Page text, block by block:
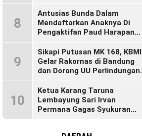
Daerah
8
Antusias Bunda Dalam
Mendaftarkan Anaknya Di
Pengaktifan Paud Harapan
9
Sikapi Putusan MK 168, KBMI
Gelar Rakornas di Bandung
dan Dorong UU Perlindungan
10
Ketua Karang Taruna
Lembayung Sari Irvan
Permana Gagas Syukuran